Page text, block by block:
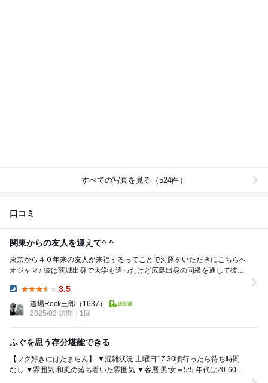
すべての写真を見る（524件）
口コミ
関東からの友人を迎えて^ ^
東京から４０年来の友人が来福するってことで河豚をいただきにこちらへ
オジャマ♪ 彼は茨城出身で大学も違ったけど広島出身の同級を通じて彼が
3.5
道場Rock三郎 （1637）
2025/02 訪問
1回
ふぐを思う存分堪能できる
【フグ好きにはたまらん】 ▼混雑状況 土曜日17:30頃行ったら待ち時間
なし ▼雰囲気 和風の落ち着いた雰囲気 ▼客層 男:女＝5:5 年代は20-60